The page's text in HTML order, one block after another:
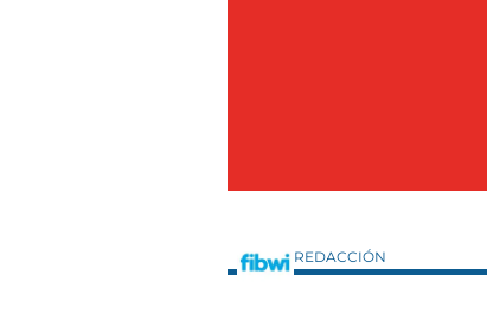
REDACCIÓN